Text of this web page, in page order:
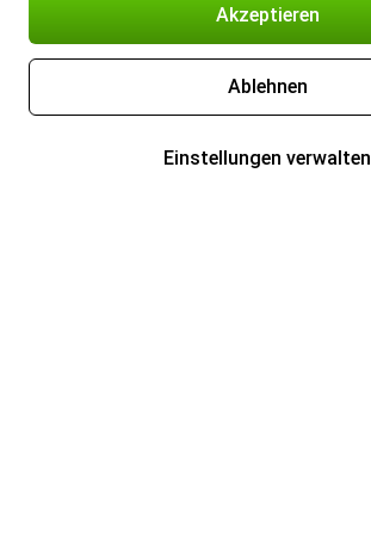
Akzeptieren
Ablehnen
Einstellungen verwalten